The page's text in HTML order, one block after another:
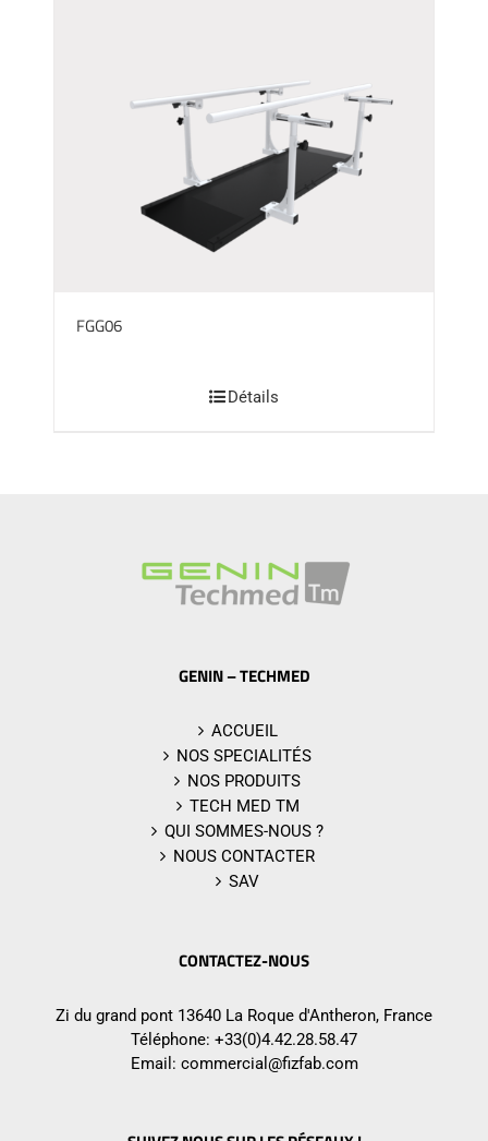
FGG06
Détails
GENIN – TECHMED
ACCUEIL
NOS SPECIALITÉS
NOS PRODUITS
TECH MED TM
QUI SOMMES-NOUS ?
NOUS CONTACTER
SAV
CONTACTEZ-NOUS
Zi du grand pont 13640 La Roque d'Antheron, France
Téléphone: +33(0)4.42.28.58.47
Email: commercial@fizfab.com